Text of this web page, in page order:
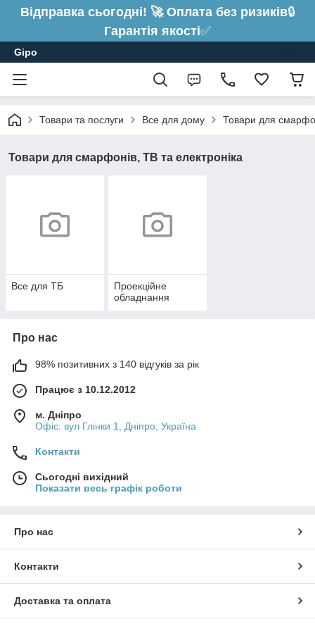
Відправка сьогодні! 🚀 Оплата без ризиків🔒
Гарантія якості✅
Gipo
Товари та послуги Все для дому Товари для
Товари для смарфонів, ТВ та електроніка
Все для ТБ
Проекційне
обладнання
Про нас
98% позитивних з 140 відгуків за рік
Працює з 10.12.2012
м. Дніпро
Офіс: вул Глінки 1, Дніпро, Україна
Контакти
Сьогодні вихідний
Показати весь графік роботи
Про нас
Контакти
Доставка та оплата